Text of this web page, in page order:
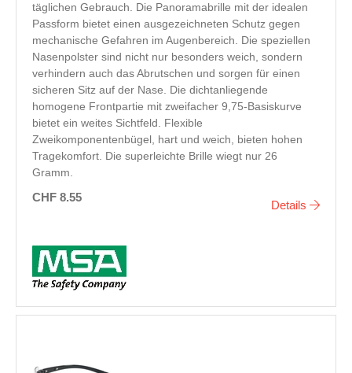
täglichen Gebrauch. Die Panoramabrille mit der idealen
Passform bietet einen ausgezeichneten Schutz gegen
mechanische Gefahren im Augenbereich. Die speziellen
Nasenpolster sind nicht nur besonders weich, sondern
verhindern auch das Abrutschen und sorgen für einen
sicheren Sitz auf der Nase. Die dichtanliegende
homogene Frontpartie mit zweifacher 9,75-Basiskurve
bietet ein weites Sichtfeld. Flexible
Zweikomponentenbügel, hart und weich, bieten hohen
Tragekomfort. Die superleichte Brille wiegt nur 26
Gramm.
CHF 8.55
Details